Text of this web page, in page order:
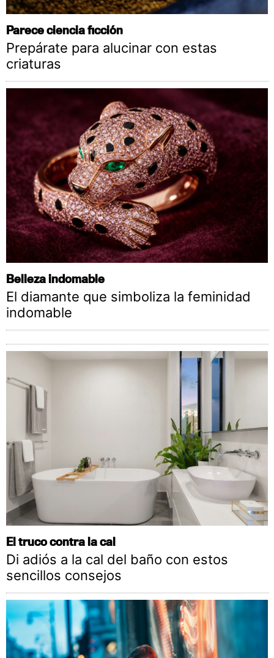
Parece ciencia ficción
Prepárate para alucinar con estas
criaturas
Belleza indomable
El diamante que simboliza la feminidad
indomable
El truco contra la cal
Di adiós a la cal del baño con estos
sencillos consejos